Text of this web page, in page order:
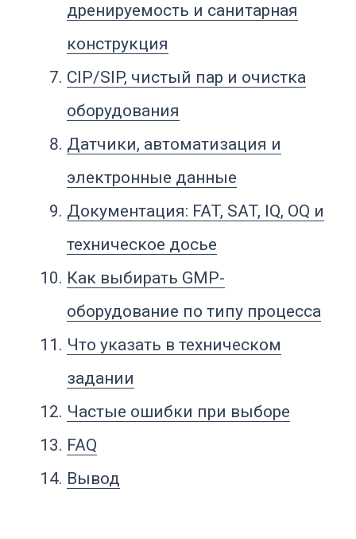
FAQ
Вывод
Что такое GMP-
оборудование
GMP-оборудование — это
конструкции, материалам,
документации и эксплуатации
условиях надлежащей
производственной практики. Оно
должно помогать выпускать продукт
стабильно, воспроизводимо и с
всей производственной системе. Один
аппарат сам по себе не делает
площадку соответствующей GMP.
Но неправильно выбранный аппарат
может создать проблемы с очисткой,
обслуживанием, квалификацией,